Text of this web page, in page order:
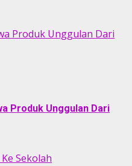
Produk Unggulan Dari
Produk Unggulan Dari
Sekolah